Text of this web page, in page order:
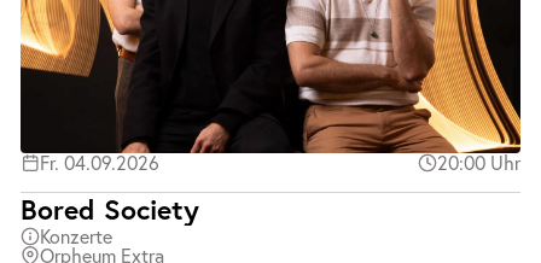
Fr. 04.09.2026 20:00 Uhr
Bored Society
Konzerte
Orpheum Extra